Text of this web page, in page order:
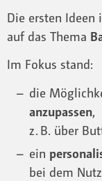
Die ersten Ideen
auf das Thema
Im Fokus stand:
die
anzupassen,
z. B. über
ein
bei dem